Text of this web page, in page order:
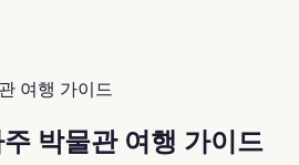
여행 가이드
박물관 여행 가이드